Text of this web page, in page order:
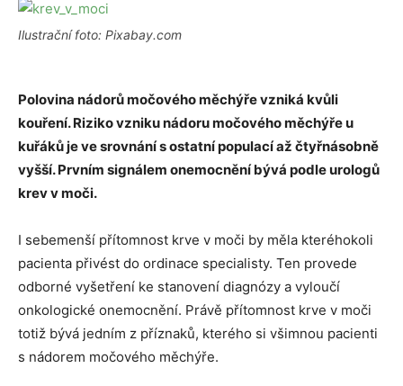
Ilustrační foto: Pixabay.com
Polovina nádorů močového měchýře vzniká kvůli
kouření. Riziko vzniku nádoru močového měchýře u
kuřáků je ve srovnání s ostatní populací až čtyřnásobně
vyšší. Prvním signálem onemocnění bývá podle urologů
krev v moči.
I sebemenší přítomnost krve v moči by měla kteréhokoli
pacienta přivést do ordinace specialisty. Ten provede
odborné vyšetření ke stanovení diagnózy a vyloučí
onkologické onemocnění. Právě přítomnost krve v moči
totiž bývá jedním z příznaků, kterého si všimnou pacienti
s nádorem močového měchýře.